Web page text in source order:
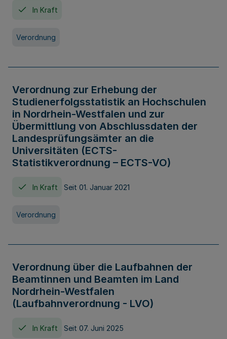
In Kraft
Verordnung
Verordnung zur Erhebung der
Studienerfolgsstatistik an Hochschulen
in Nordrhein-Westfalen und zur
Übermittlung von Abschlussdaten der
Landesprüfungsämter an die
Universitäten (ECTS-
Statistikverordnung – ECTS-VO)
In Kraft Seit 01. Januar 2021
Verordnung
Verordnung über die Laufbahnen der
Beamtinnen und Beamten im Land
Nordrhein-Westfalen
(Laufbahnverordnung - LVO)
In Kraft Seit 07. Juni 2025